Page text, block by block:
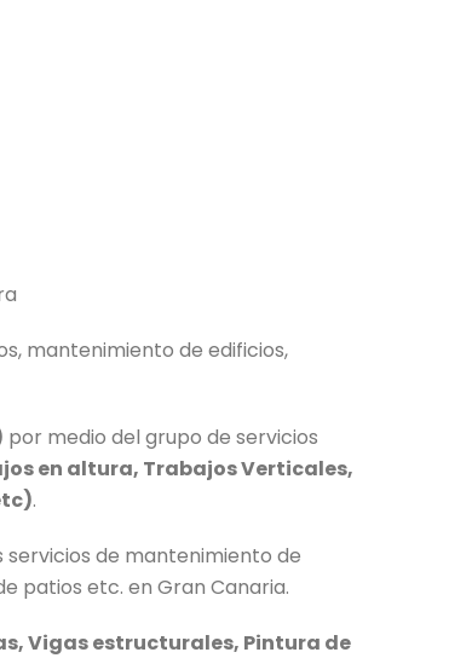
mantenimiento de edificios,
por medio del grupo de servicios
en altura, Trabajos Verticales,
.
de mantenimiento de
patios etc. en Gran Canaria.
Vigas estructurales, Pintura de